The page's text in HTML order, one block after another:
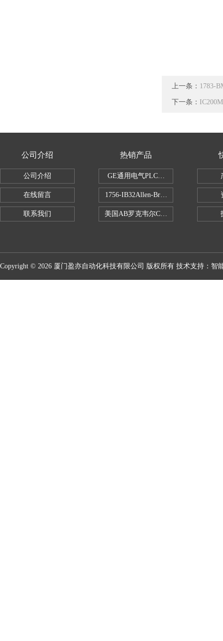
上一条： 1783-
下一条：
公司介绍
公司介绍
在线留言
联系我们
热销产品
GE通用电气PLC控制器
1756-IB32Allen-Bradley1756IB32数字
美国AB罗克韦尔CPU处理器
Copyright © 2026 厦门盈亦自动化科技有限公司 版权所有 技术支持： 智